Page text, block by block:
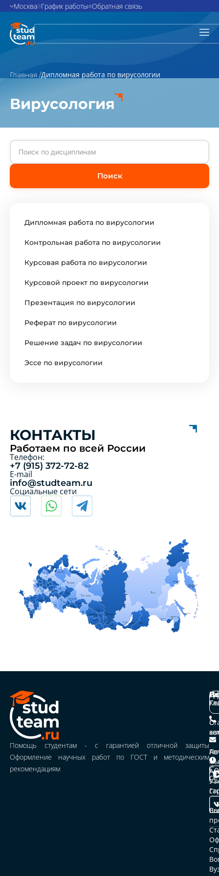
Москва График работы Обратная связь
Главная /Дипломная работа по вирусологии
Вирусология
Поиск
Дипломная работа по вирусологии
Контрольная работа по вирусологии
Курсовая работа по вирусологии
Курсовой проект по вирусологии
Презентация по вирусологии
Реферат по вирусологии
Решение задач по вирусологии
Эссе по вирусологии
КОНТАКТЫ
Работаем по всей России
Телефон:
+7 (915) 372-72-82
E-mail
info@studteam.ru
Социальные сети
Помощь студентам - с гарантией отличной защиты
Оформление научных работ по ГОСТ и методическим
рекомендациям
О
мы
и